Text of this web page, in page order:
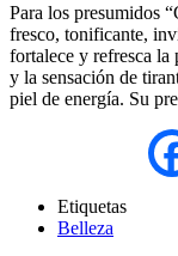
Para los presumidos
fresco, tonificante,
fortalece y refresca
y la sensación de
piel de energía. Su
Etiquetas
Belleza